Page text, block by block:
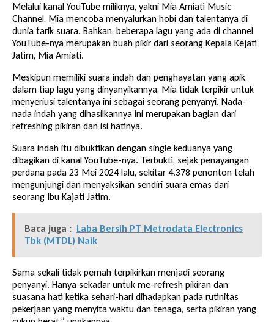
Melalui kanal YouTube miliknya, yakni Mia Amiati Music
Channel, Mia mencoba menyalurkan hobi dan talentanya di
dunia tarik suara. Bahkan, beberapa lagu yang ada di channel
YouTube-nya merupakan buah pikir dari seorang Kepala Kejati
Jatim, Mia Amiati.
Meskipun memiliki suara indah dan penghayatan yang apik
dalam tiap lagu yang dinyanyikannya, Mia tidak terpikir untuk
menyeriusi talentanya ini sebagai seorang penyanyi. Nada-
nada indah yang dihasilkannya ini merupakan bagian dari
refreshing pikiran dan isi hatinya.
Suara indah itu dibuktikan dengan single keduanya yang
dibagikan di kanal YouTube-nya. Terbukti, sejak penayangan
perdana pada 23 Mei 2024 lalu, sekitar 4.378 penonton telah
mengunjungi dan menyaksikan sendiri suara emas dari
seorang Ibu Kajati Jatim.
Baca juga : Laba Bersih PT Metrodata Electronics
Tbk (MTDL) Naik
Sama sekali tidak pernah terpikirkan menjadi seorang
penyanyi. Hanya sekadar untuk me-refresh pikiran dan
suasana hati ketika sehari-hari dihadapkan pada rutinitas
pekerjaan yang menyita waktu dan tenaga, serta pikiran yang